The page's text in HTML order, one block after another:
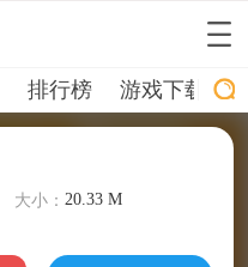
排行榜 游戏下载
大小：20.33 M